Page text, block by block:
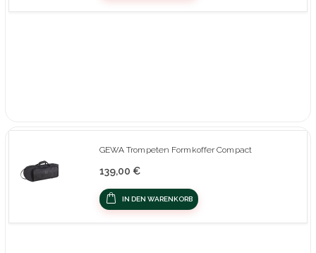
GEWA Trompeten Formkoffer Compact
139,00 €
IN DEN WARENKORB